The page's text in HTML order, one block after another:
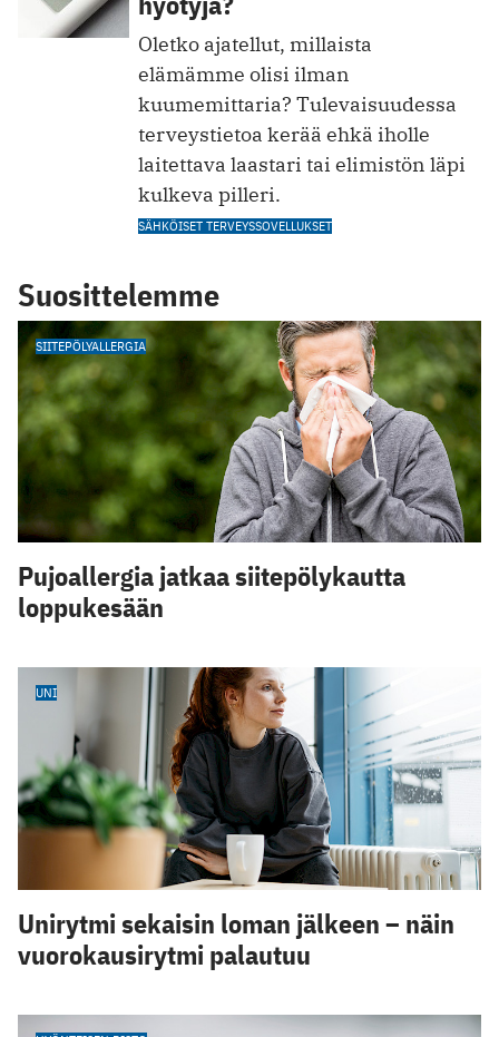
Oletko ajatellut, millaista
elämämme olisi ilman
kuumemittaria? Tulevaisuudessa
terveystietoa kerää ehkä iholle
laitettava laastari tai elimistön läpi
kulkeva pilleri.
SÄHKÖISET TERVEYSSOVELLUKSET
Suosittelemme
SIITEPÖLYALLERGIA
Pujoallergia jatkaa siitepölykautta
loppukesään
UNI
Unirytmi sekaisin loman jälkeen – näin
vuorokausirytmi palautuu